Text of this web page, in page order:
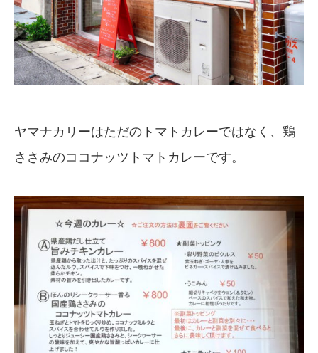
ヤマナカリーはただのトマトカレーではなく、鶏
ささみのココナッツトマトカレーです。